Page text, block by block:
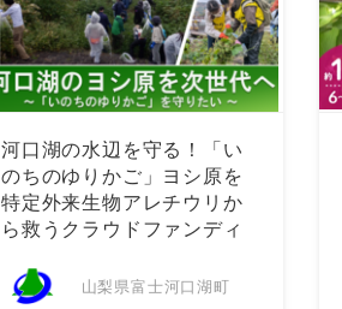
河口湖の水辺を守る！「い
のちのゆりかご」ヨシ原を
特定外来生物アレチウリか
ら救うクラウドファンディ
山梨県富士河口湖町